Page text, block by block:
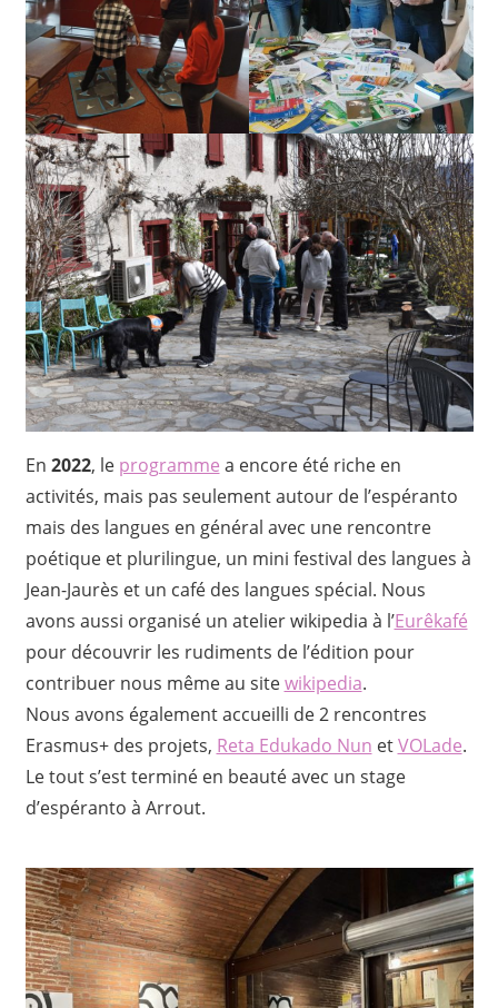
En 2022, le programme a encore été riche en
activités, mais pas seulement autour de l’espéranto
mais des langues en général avec une rencontre
poétique et plurilingue, un mini festival des langues à
Jean-Jaurès et un café des langues spécial. Nous
avons aussi organisé un atelier wikipedia à l’Eurêkafé
pour découvrir les rudiments de l’édition pour
contribuer nous même au sitewikipedia.
Nous avons également accueilli de 2 rencontres
Erasmus+ des projets, Reta Edukado Nun etVOLade.
Le tout s’est terminé en beauté avec un stage
d’espéranto à Arrout.